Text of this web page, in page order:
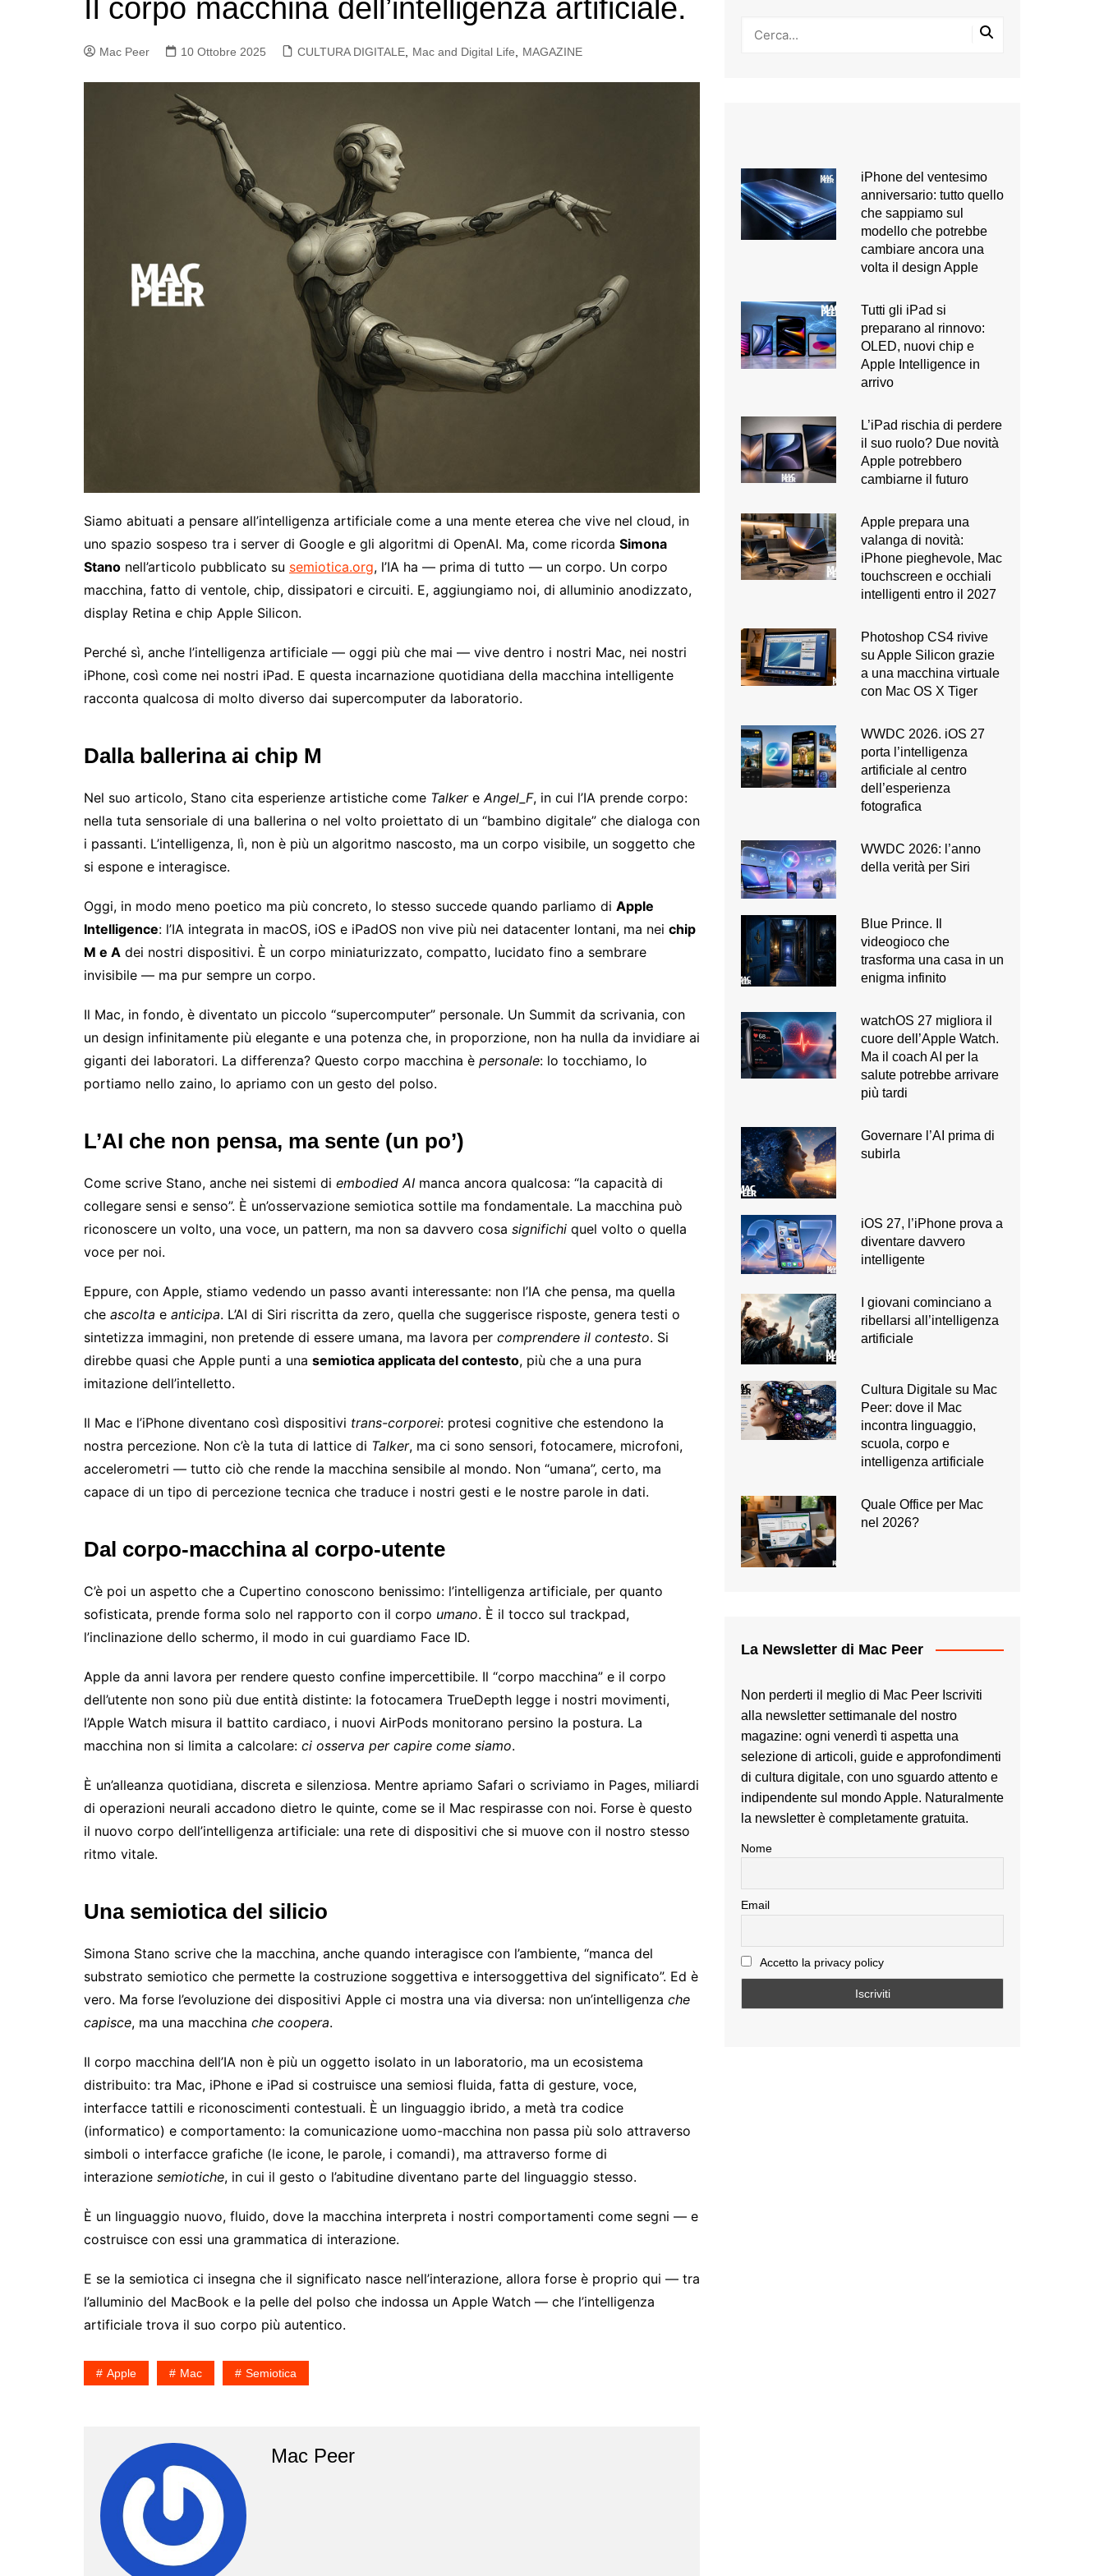
Il corpo macchina dell’intelligenza artificiale.
Mac Peer 10 Ottobre 2025 CULTURA DIGITALE Mac and Digital Life MAGAZINE
Siamo abituati a pensare all’intelligenza artificiale come a una mente eterea che vive nel cloud, in
uno spazio sospeso tra i server di Google e gli algoritmi di OpenAI. Ma, come ricorda Simona
Stano nell’articolo pubblicato su semiotica.org, l’IA ha — prima di tutto — un corpo. Un corpo
macchina, fatto di ventole, chip, dissipatori e circuiti. E, aggiungiamo noi, di alluminio anodizzato,
display Retina e chip Apple Silicon.
Perché sì, anche l’intelligenza artificiale — oggi più che mai — vive dentro i nostri Mac, nei nostri
iPhone, così come nei nostri iPad. E questa incarnazione quotidiana della macchina intelligente
racconta qualcosa di molto diverso dai supercomputer da laboratorio.
Dalla ballerina ai chip M
Nel suo articolo, Stano cita esperienze artistiche come Talkere Angel_F, in cui l’IA prende corpo:
nella tuta sensoriale di una ballerina o nel volto proiettato di un “bambino digitale” che dialoga con
i passanti. L’intelligenza, lì, non è più un algoritmo nascosto, ma un corpo visibile, un soggetto che
si espone e interagisce.
Oggi, in modo meno poetico ma più concreto, lo stesso succede quando parliamo di Apple
Intelligence: l’IA integrata in macOS, iOS e iPadOS non vive più nei datacenter lontani, ma nei chip
M e A dei nostri dispositivi. È un corpo miniaturizzato, compatto, lucidato fino a sembrare
invisibile — ma pur sempre un corpo.
Il Mac, in fondo, è diventato un piccolo “supercomputer” personale. Un Summit da scrivania, con
un design infinitamente più elegante e una potenza che, in proporzione, non ha nulla da invidiare ai
giganti dei laboratori. La differenza? Questo corpo macchina è personale: lo tocchiamo, lo
portiamo nello zaino, lo apriamo con un gesto del polso.
L’AI che non pensa, ma sente (un po’)
Come scrive Stano, anche nei sistemi di embodied AI manca ancora qualcosa: “la capacità di
collegare sensi e senso”. È un’osservazione semiotica sottile ma fondamentale. La macchina può
riconoscere un volto, una voce, un pattern, ma non sa davvero cosa significhi quel volto o quella
voce per noi.
Eppure, con Apple, stiamo vedendo un passo avanti interessante: non l’IA che pensa, ma quella
che ascolta e anticipa. L’AI di Siri riscritta da zero, quella che suggerisce risposte, genera testi o
sintetizza immagini, non pretende di essere umana, ma lavora per comprendere il contesto. Si
direbbe quasi che Apple punti a una semiotica applicata del contesto, più che a una pura
imitazione dell’intelletto.
Il Mac e l’iPhone diventano così dispositivi trans-corporei: protesi cognitive che estendono la
nostra percezione. Non c’è la tuta di lattice di Talker, ma ci sono sensori, fotocamere, microfoni,
accelerometri — tutto ciò che rende la macchina sensibile al mondo. Non “umana”, certo, ma
capace di un tipo di percezione tecnica che traduce i nostri gesti e le nostre parole in dati.
Dal corpo-macchina al corpo-utente
C’è poi un aspetto che a Cupertino conoscono benissimo: l’intelligenza artificiale, per quanto
sofisticata, prende forma solo nel rapporto con il corpo umano. È il tocco sul trackpad,
l’inclinazione dello schermo, il modo in cui guardiamo Face ID.
Apple da anni lavora per rendere questo confine impercettibile. Il “corpo macchina” e il corpo
dell’utente non sono più due entità distinte: la fotocamera TrueDepth legge i nostri movimenti,
l’Apple Watch misura il battito cardiaco, i nuovi AirPods monitorano persino la postura. La
macchina non si limita a calcolare: ci osserva per capire come siamo.
È un’alleanza quotidiana, discreta e silenziosa. Mentre apriamo Safari o scriviamo in Pages, miliardi
di operazioni neurali accadono dietro le quinte, come se il Mac respirasse con noi. Forse è questo
il nuovo corpo dell’intelligenza artificiale: una rete di dispositivi che si muove con il nostro stesso
ritmo vitale.
Una semiotica del silicio
Simona Stano scrive che la macchina, anche quando interagisce con l’ambiente, “manca del
substrato semiotico che permette la costruzione soggettiva e intersoggettiva del significato”. Ed è
vero. Ma forse l’evoluzione dei dispositivi Apple ci mostra una via diversa: non un’intelligenza che
capisce, ma una macchina che coopera.
Il corpo macchina dell’IA non è più un oggetto isolato in un laboratorio, ma un ecosistema
distribuito: tra Mac, iPhone e iPad si costruisce una semiosi fluida, fatta di gesture, voce,
interfacce tattili e riconoscimenti contestuali. È un linguaggio ibrido, a metà tra codice
(informatico) e comportamento: la comunicazione uomo-macchina non passa più solo attraverso
simboli o interfacce grafiche (le icone, le parole, i comandi), ma attraverso forme di
interazione semiotiche, in cui il gesto o l’abitudine diventano parte del linguaggio stesso.
È un linguaggio nuovo, fluido, dove la macchina interpreta i nostri comportamenti come segni — e
costruisce con essi una grammatica di interazione.
E se la semiotica ci insegna che il significato nasce nell’interazione, allora forse è proprio qui — tra
l’alluminio del MacBook e la pelle del polso che indossa un Apple Watch — che l’intelligenza
artificiale trova il suo corpo più autentico.
Apple Mac Semiotica
Mac Peer
iPhone del ventesimo
anniversario: tutto quello
che sappiamo sul
modello che potrebbe
cambiare ancora una
volta il design Apple
Tutti gli iPad si
preparano al rinnovo:
OLED, nuovi chip e
Apple Intelligence in
arrivo
L’iPad rischia di perdere
il suo ruolo? Due novità
Apple potrebbero
cambiarne il futuro
Apple prepara una
valanga di novità:
iPhone pieghevole, Mac
touchscreen e occhiali
intelligenti entro il 2027
Photoshop CS4 rivive
su Apple Silicon grazie
a una macchina virtuale
con Mac OS X Tiger
WWDC 2026. iOS 27
porta l’intelligenza
artificiale al centro
dell’esperienza
fotografica
WWDC 2026: l’anno
della verità per Siri
Blue Prince. Il
videogioco che
trasforma una casa in un
enigma infinito
watchOS 27 migliora il
cuore dell’Apple Watch.
Ma il coach AI per la
salute potrebbe arrivare
più tardi
Governare l’AI prima di
subirla
iOS 27, l’iPhone prova a
diventare davvero
intelligente
I giovani cominciano a
ribellarsi all’intelligenza
artificiale
Cultura Digitale su Mac
Peer: dove il Mac
incontra linguaggio,
scuola, corpo e
intelligenza artificiale
Quale Office per Mac
nel 2026?
La Newsletter di Mac Peer
Non perderti il meglio di Mac Peer Iscriviti
alla newsletter settimanale del nostro
magazine: ogni venerdì ti aspetta una
selezione di articoli, guide e approfondimenti
di cultura digitale, con uno sguardo attento e
indipendente sul mondo Apple. Naturalmente
la newsletter è completamente gratuita.
Nome
Email
Accetto la privacy policy